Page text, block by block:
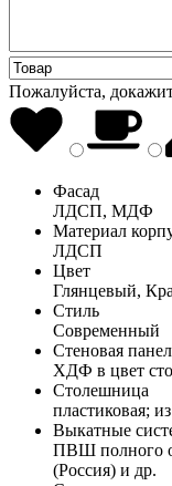
Пожалуйста,
Фасад
ЛДСП, МДФ
Материал
ЛДСП
Цвет
Глянцевый,
Стиль
Современный
Стеновая
ХДФ в цвет
Столешница
пластиковая;
Выкатные
ПВШ полного
(Россия) и др.